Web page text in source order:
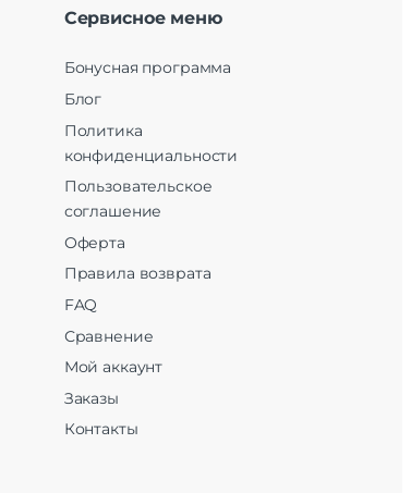
Сервисное меню
Бонусная программа
Блог
Политика
конфиденциальности
Пользовательское
соглашение
Оферта
Правила возврата
FAQ
Сравнение
Мой аккаунт
Заказы
Контакты